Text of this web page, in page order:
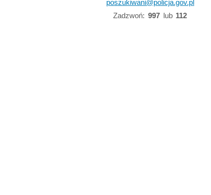
poszukiwani@policja.gov.pl
Zadzwoń: 997lub 112